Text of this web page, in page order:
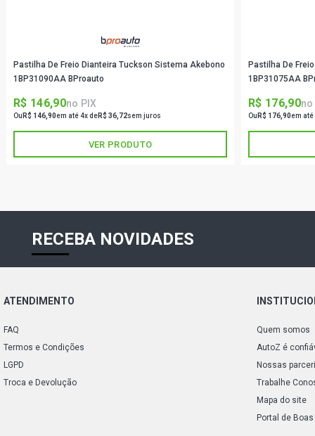
Pastilha De Freio Dianteira Tuckson Sistema Akebono
1BP31090AA BProauto
R$ 146,90no PIX
Ou R$ 146,90em até 4x deR$ 36,72sem juros
VER PRODUTO
Pastilha De
1BP31075AA
R$ 176,90no
Ou R$ 176,90em até
RECEBA NOVIDADES
ATENDIMENTO
FAQ
Termos e Condições
LGPD
Troca e Devolução
Quem somos
AutoZ é
Nossas
Trabalhe
Mapa do site
Portal de